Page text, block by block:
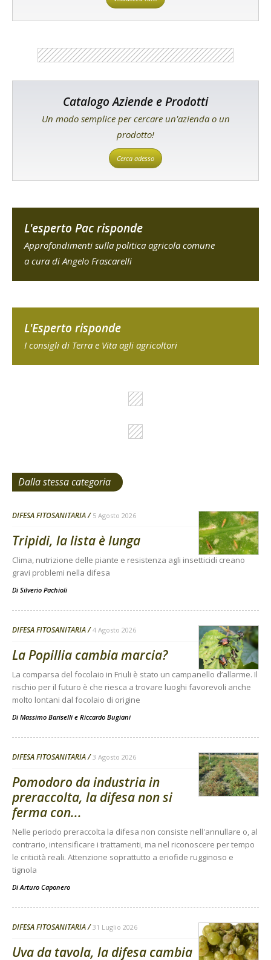
Catalogo Aziende e Prodotti
Un modo semplice per cercare un'azienda o un
prodotto!
Cerca adesso
L'esperto Pac risponde
Approfondimenti sulla politica agricola comune
a cura di Angelo Frascarelli
L'Esperto risponde
I consigli di Terra e Vita agli agricoltori
Dalla stessa categoria
DIFESA FITOSANITARIA 5 Agosto 2026
Tripidi, la lista è lunga
Clima, nutrizione delle piante e resistenza agli insetticidi creano
gravi problemi nella difesa
Di Silverio Pachioli
DIFESA FITOSANITARIA 4 Agosto 2026
La Popillia cambia marcia?
La comparsa del focolaio in Friuli è stato un campanello d’allarme. Il
rischio per il futuro è che riesca a trovare luoghi favorevoli anche
molto lontani dal focolaio di origine
Di Massimo Bariselli e Riccardo Bugiani
DIFESA FITOSANITARIA 3 Agosto 2026
Pomodoro da industria in
preraccolta, la difesa non si
ferma con...
Nelle periodo preraccolta la difesa non consiste nell'annullare o, al
contrario, intensificare i trattamenti, ma nel riconoscere per tempo
le criticità reali. Attenzione soprattutto a eriofide rugginoso e
tignola
DiArturo Caponero
DIFESA FITOSANITARIA 31 Luglio 2026
Uva da tavola, la difesa cambia